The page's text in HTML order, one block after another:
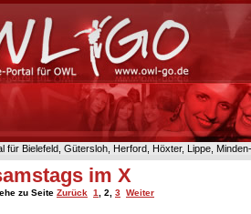
für Bielefeld, Gütersloh, Herford, Höxter, Lippe,
im X
zu Seite Zurück 1 2 3 Weiter